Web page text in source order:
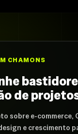
CHAMONS
de
sobre e-commerce,
e crescimento